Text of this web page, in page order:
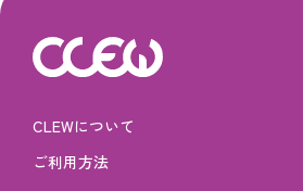
CLEWについて
ご利用方法